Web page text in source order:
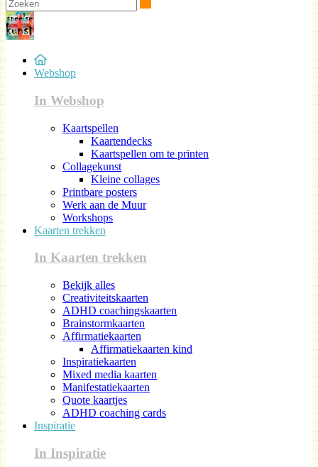
Webshop
In Webshop
Kaartspellen
Kaartendecks
Kaartspellen om te printen
Collagekunst
Kleine collages
Printbare posters
Werk aan de Muur
Workshops
Kaarten trekken
In Kaarten trekken
Bekijk alles
Creativiteitskaarten
ADHD coachingskaarten
Brainstormkaarten
Affirmatiekaarten
Affirmatiekaarten kind
Inspiratiekaarten
Mixed media kaarten
Manifestatiekaarten
Quote kaartjes
ADHD coaching cards
Inspiratie
In Inspiratie